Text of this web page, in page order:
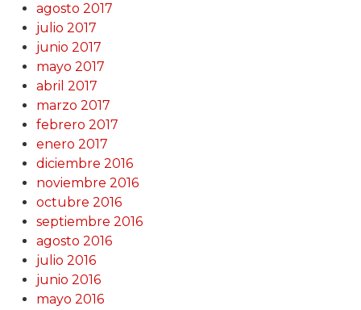
agosto 2017
julio 2017
junio 2017
mayo 2017
abril 2017
marzo 2017
febrero 2017
enero 2017
diciembre 2016
noviembre 2016
octubre 2016
septiembre 2016
agosto 2016
julio 2016
junio 2016
mayo 2016